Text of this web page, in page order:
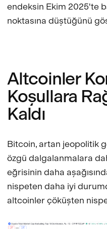
endeksin Ekim 2025'te
noktasına düştüğünü
Altcoinler
Koşullara
Kaldı
Bitcoin, artan jeopolitik
özgü dalgalanmalara
eğrisinin daha
nispeten daha iyi
altcoinler çöküşten